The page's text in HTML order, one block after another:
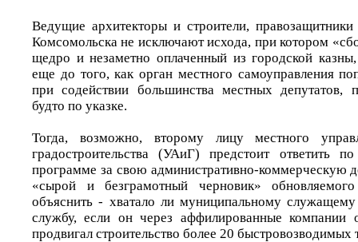
Ведущие архитекторы и строители,
Комсомольска не исключают исхода, при котором
щедро и незаметно оплаченный из городской казны,
еще до того, как орган местного самоуправления
при содействии большинства местных депутатов,
будто по указке.
Тогда, возможно, второму лицу местного
градостроительства (УАиГ) предстоит ответить
программе за свою административно-коммерческую
«сырой и безграмотный черновик»
объяснить - хватало ли муниципальному
службу, если он через аффилированные компании
продвигал строительство более 20 быстровозводимых